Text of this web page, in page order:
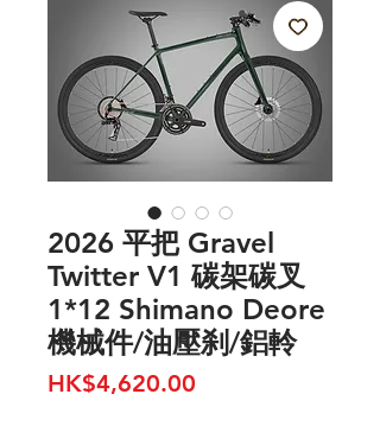
2026 平把 Gravel
Twitter V1 碳架碳叉
1*12 Shimano Deore
機械件/油壓刹/鋁軨
HK$4,620.00